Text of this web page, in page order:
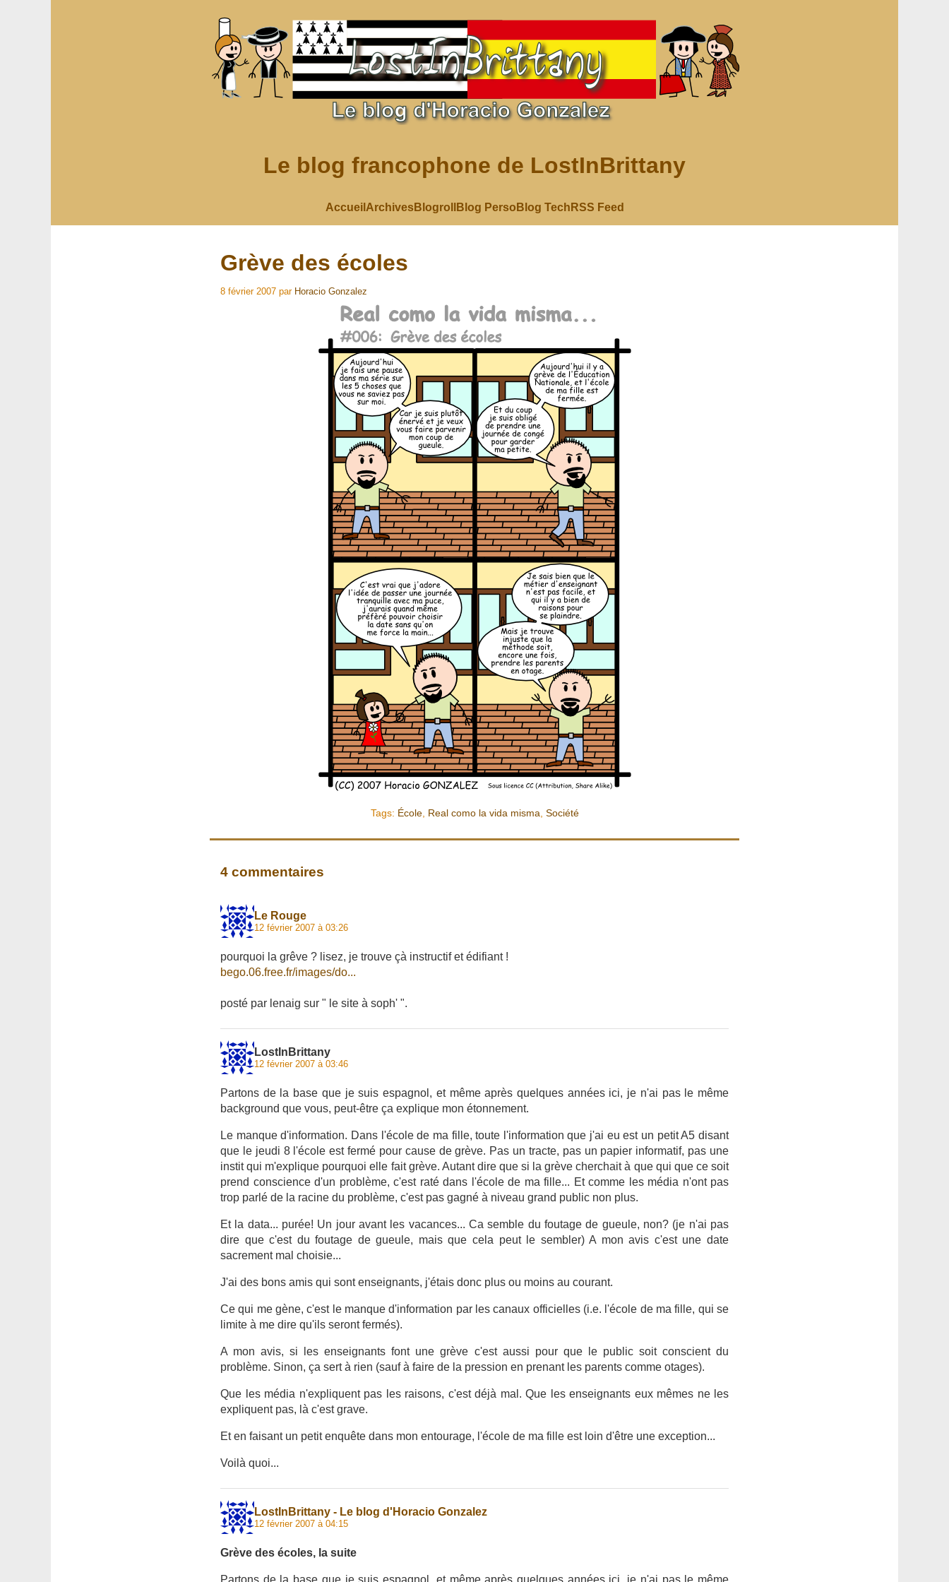
Le blog francophone de LostInBrittany
Accueil ArchivesBlogroll Blog Perso Blog Tech RSS Feed
Grève des écoles
8 février 2007 par Horacio Gonzalez
Tags: École, Real como la vida misma Société
4 commentaires
Le Rouge
12 février 2007 à 03:26
pourquoi la grêve ? lisez, je trouve çà instructif et édifiant !
bego.06.free.fr/images/do...
posté par lenaig sur " le site à soph' ".
LostInBrittany
12 février 2007 à 03:46
Partons de la base que je suis espagnol, et même après quelques années ici, je n'ai pas le même
background que vous, peut-être ça explique mon étonnement.
Le manque d'information. Dans l'école de ma fille, toute l'information que j'ai eu est un petit A5 disant
que le jeudi 8 l'école est fermé pour cause de grève. Pas un tracte, pas un papier informatif, pas une
instit qui m'explique pourquoi elle fait grève. Autant dire que si la grève cherchait à que qui que ce soit
prend conscience d'un problème, c'est raté dans l'école de ma fille... Et comme les média n'ont pas
trop parlé de la racine du problème, c'est pas gagné à niveau grand public non plus.
Et la data... purée! Un jour avant les vacances... Ca semble du foutage de gueule, non? (je n'ai pas
dire que c'est du foutage de gueule, mais que cela peut le sembler) A mon avis c'est une date
sacrement mal choisie...
J'ai des bons amis qui sont enseignants, j'étais donc plus ou moins au courant.
Ce qui me gène, c'est le manque d'information par les canaux officielles (i.e. l'école de ma fille, qui se
limite à me dire qu'ils seront fermés).
A mon avis, si les enseignants font une grève c'est aussi pour que le public soit conscient du
problème. Sinon, ça sert à rien (sauf à faire de la pression en prenant les parents comme otages).
Que les média n'expliquent pas les raisons, c'est déjà mal. Que les enseignants eux mêmes ne les
expliquent pas, là c'est grave.
Et en faisant un petit enquête dans mon entourage, l'école de ma fille est loin d'être une exception...
Voilà quoi...
LostInBrittany - Le blog d'Horacio Gonzalez
12 février 2007 à 04:15
Grève des écoles, la suite